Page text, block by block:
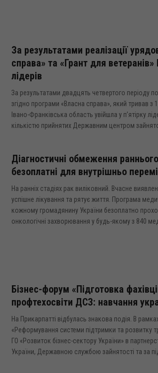
За результатами реалізації
справа» та «Грант для ветеранів»
лідерів
За результатами двадцять четвертого періоду
згідно програми «Власна справа», який тривав
Івано-Франківська область увійшла у п’ятірку
кількістю прийнятих Державним центром
Діагностичні обмеження
безоплатні для внутрішньо
На ранніх стадіях рак виліковний. Вчасне
успішне лікування та рятує життя. Програма
кожному громадянину України безоплатно
онкологічні захворювання у будь-якому з 840
Бізнес-форум «Підготовка
профтехосвіти ДСЗ: навчання
На Прикарпатті відбулась знакова подія. В
«Реформування системи підтримки та розвитку
ГО «Розвиток бізнес-сектору України» в
України, Державною службою зайнятості та за